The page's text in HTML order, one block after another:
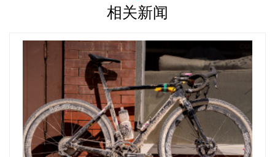
相关新闻